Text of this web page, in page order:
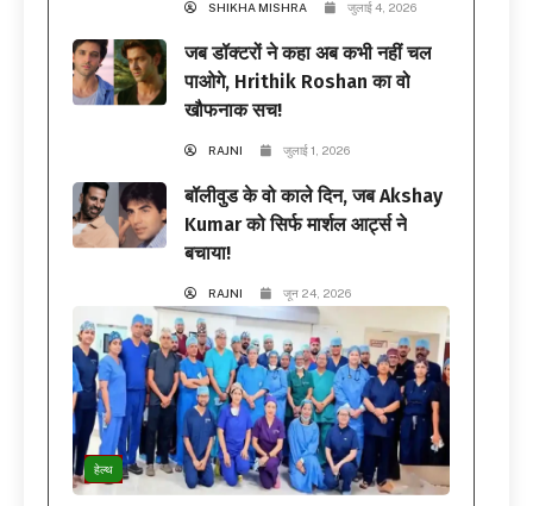
SHIKHA MISHRA जुलाई 4, 2026
जब डॉक्टरों ने कहा अब कभी नहीं चल
पाओगे, Hrithik Roshan का वो
खौफनाक सच!
RAJNI जुलाई 1, 2026
बॉलीवुड के वो काले दिन, जब Akshay
Kumar को सिर्फ मार्शल आर्ट्स ने
बचाया!
RAJNI जून 24, 2026
हेल्थ